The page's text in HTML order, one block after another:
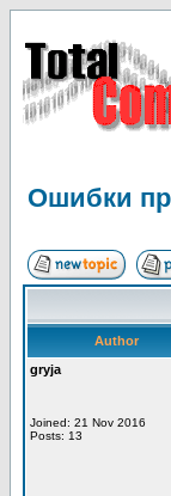
Ошибки
Author
gryja
Joined: 21 Nov 2016
Posts: 13